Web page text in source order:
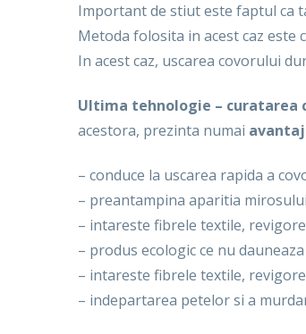
Important de stiut este faptul ca
Metoda folosita in acest caz este
In acest caz, uscarea covorului
Ultima tehnologie – curatarea
acestora, prezinta numai
– conduce la uscarea rapida a
– preantampina aparitia
– intareste fibrele textile,
– produs ecologic ce nu
– intareste fibrele textile,
– indepartarea petelor si a